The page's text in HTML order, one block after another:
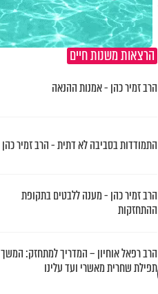
הרצאות משנות חיים
הרב זמיר כהן - אמנות ההנאה
התמודדות בסביבה לא דתית - הרב זמיר כהן
הרב זמיר כהן - מענה ללבטים בתקופת
ההתחזקות
הרב רפאל אוחיון – המדריך למתחזק: המשך
תפילת שחרית מאשרי ועד עלינו